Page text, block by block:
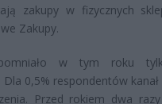
zakupy w fizycznych
Zakupy.
w tym roku
0,5% respondentów kanał
Przed rokiem dwa